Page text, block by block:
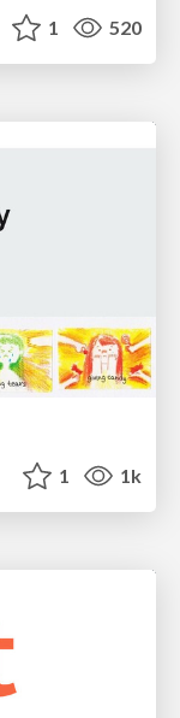
1 520
1 1k